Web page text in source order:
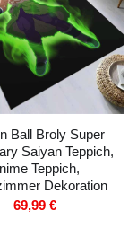
Ball Broly Super
Saiyan Teppich,
Teppich,
Dekoration
69,99 €